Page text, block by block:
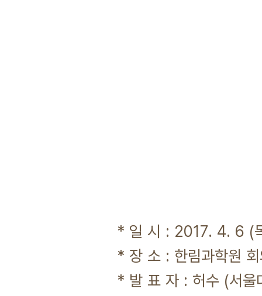
* 일 시 : 2017. 4. 6 (
* 장 소 : 한림과학원
* 발 표 자 : 허수 (서울